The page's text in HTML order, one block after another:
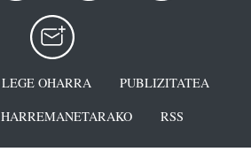
LEGE OHARRA
PUBLIZITATEA
HARREMANETARAKO RSS